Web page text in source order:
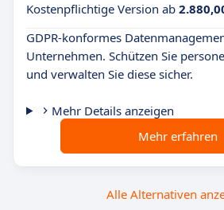
Kostenpflichtige Version ab
GDPR-konformes
Unternehmen. Schützen Sie
und verwalten Sie diese sicher.
Mehr Details anzeigen
Mehr erfahren
Alle Alternativen